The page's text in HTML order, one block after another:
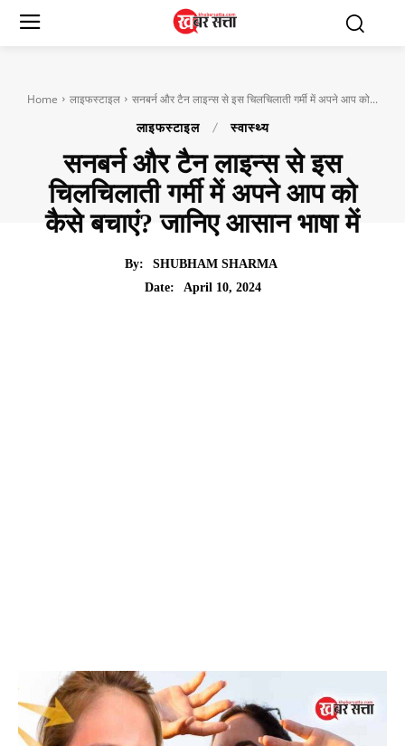
Home लाइफस्टाइल सनबर्न और टैन लाइन्स से इस चिलचिलाती गर्मी में अपने आप को...
लाइफस्टाइल स्वास्थ्य
सनबर्न और टैन लाइन्स से इस
चिलचिलाती गर्मी में अपने आप को
कैसे बचाएं? जानिए आसान भाषा में
By:
SHUBHAM SHARMA
Date:
April 10, 2024